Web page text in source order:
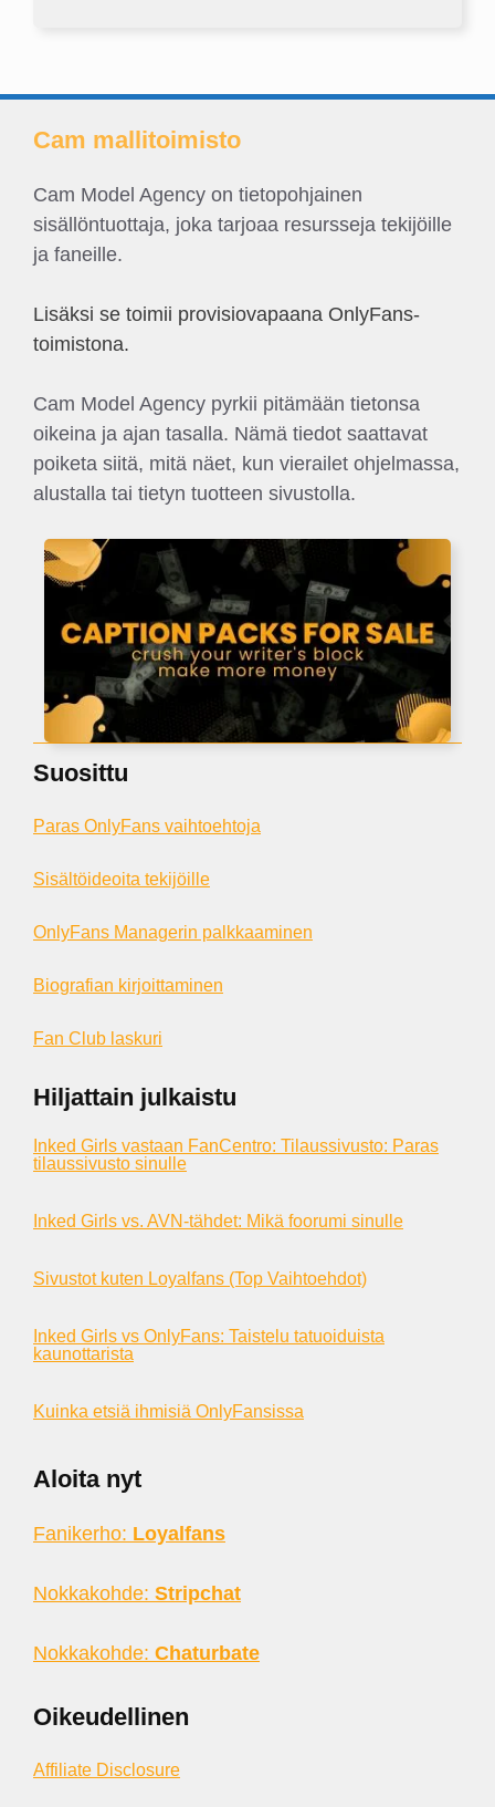
Cam mallitoimisto
Cam Model Agency on tietopohjainen
sisällöntuottaja, joka tarjoaa resursseja tekijöille
ja faneille.
Lisäksi se toimii provisiovapaana OnlyFans-
toimistona.
Cam Model Agency pyrkii pitämään tietonsa
oikeina ja ajan tasalla. Nämä tiedot saattavat
poiketa siitä, mitä näet, kun vierailet ohjelmassa,
alustalla tai tietyn tuotteen sivustolla.
Suosittu
Paras OnlyFans vaihtoehtoja
Sisältöideoita tekijöille
OnlyFans Managerin palkkaaminen
Biografian kirjoittaminen
Fan Club laskuri
Hiljattain julkaistu
Inked Girls vastaan FanCentro: Tilaussivusto: Paras
tilaussivusto sinulle
Inked Girls vs. AVN-tähdet: Mikä foorumi sinulle
Sivustot kuten Loyalfans (Top Vaihtoehdot)
Inked Girls vs OnlyFans: Taistelu tatuoiduista
kaunottarista
Kuinka etsiä ihmisiä OnlyFansissa
Aloita nyt
Fanikerho: Loyalfans
Nokkakohde: Stripchat
Nokkakohde: Chaturbate
Oikeudellinen
Affiliate Disclosure